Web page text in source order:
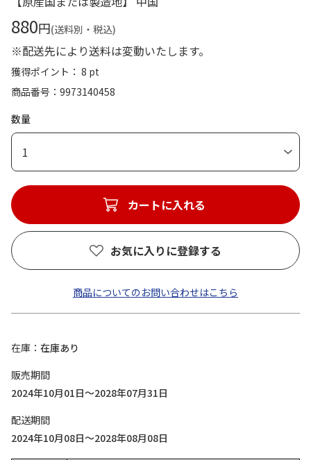
880円(送料別・税込)
※配送先により送料は変動いたします。
獲得ポイント： 8 pt
商品番号
9973140458
数量
1
カートに入れる
お気に入りに登録する
商品についてのお問い合わせはこちら
在庫
在庫あり
販売期間
2024年10月01日～2028年07月31日
配送期間
2024年10月08日～2028年08月08日